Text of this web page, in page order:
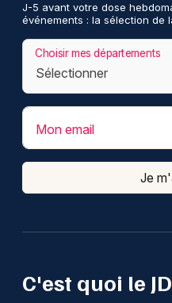
C'est quoi le
J-5 avant votre dose
événements : la sélection de
Choisir mes départements
Mon email
Je